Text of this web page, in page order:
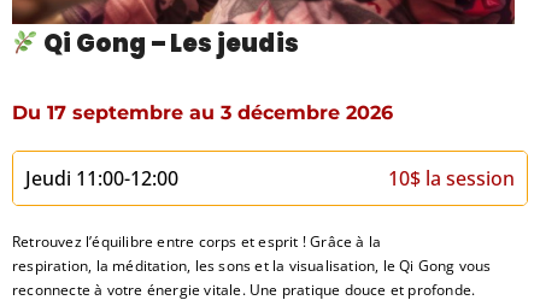
Qi Gong – Les jeudis
Du 17 septembre au 3 décembre 2026
Jeudi 11:00-12:00 10$ la session
Retrouvez l’équilibre entre corps et esprit ! Grâce à la
respiration, la méditation, les sons et la visualisation, le Qi Gong vous
reconnecte à votre énergie vitale. Une pratique douce et profonde.